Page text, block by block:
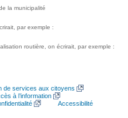
la municipalité
par exemple :
routière, on écrirait, par exemple :
de services aux citoyens
à l’information
Accessibilité